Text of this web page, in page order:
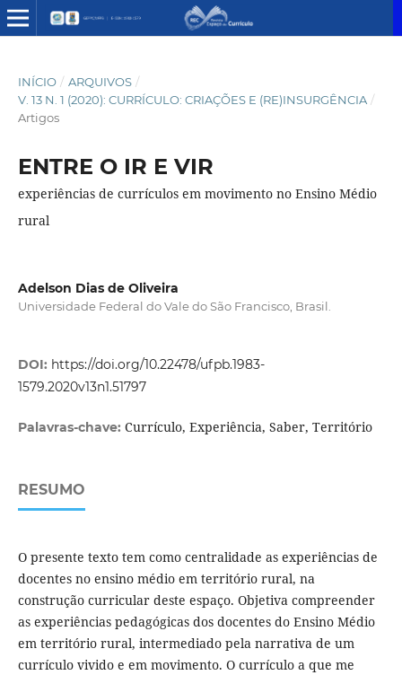
INÍCIO / ARQUIVOS /
V. 13 N. 1 (2020): CURRÍCULO: CRIAÇÕES E (RE)INSURGÊNCIA /
Artigos
ENTRE O IR E VIR
experiências de currículos em movimento no Ensino Médio
rural
Adelson Dias de Oliveira
Universidade Federal do Vale do São Francisco, Brasil.
DOI: https://doi.org/10.22478/ufpb.1983-
1579.2020v13n1.51797
Palavras-chave: Currículo, Experiência, Saber, Território
RESUMO
O presente texto tem como centralidade as experiências de
docentes no ensino médio em território rural, na
construção curricular deste espaço. Objetiva compreender
as experiências pedagógicas dos docentes do Ensino Médio
em território rural, intermediado pela narrativa de um
currículo vivido e em movimento. O currículo a que me